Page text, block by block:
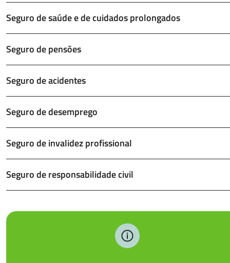
Seguro de saúde e de cuidados prolongados
Seguro de pensões
Seguro de acidentes
Seguro de desemprego
Seguro de invalidez profissional
Seguro de responsabilidade civil